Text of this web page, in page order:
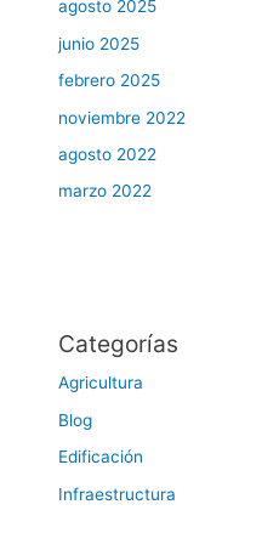
agosto 2025
junio 2025
febrero 2025
noviembre 2022
agosto 2022
marzo 2022
Categorías
Agricultura
Blog
Edificación
Infraestructura